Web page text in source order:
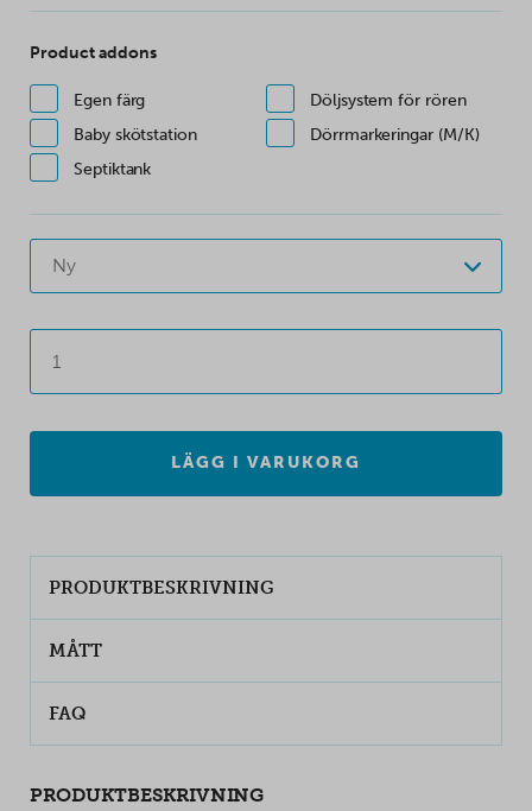
Product addons
Egen färg
Döljsystem för rören
Baby skötstation
Dörrmarkeringar (M/K)
Septiktank
Ny
LÄGG I VARUKORG
PRODUKTBESKRIVNING
MÅTT
FAQ
PRODUKTBESKRIVNING